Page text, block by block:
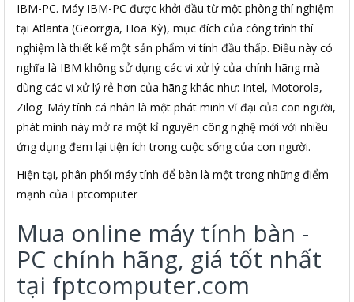
IBM-PC. Máy IBM-PC được khởi đầu từ một phòng thí nghiệm
tại Atlanta (Georrgia, Hoa Kỳ), mục đích của công trình thí
nghiệm là thiết kế một sản phẩm vi tính đầu thấp. Điều này có
nghĩa là IBM không sử dụng các vi xử lý của chính hãng mà
dùng các vi xử lý rẻ hơn của hãng khác như: Intel, Motorola,
Zilog. Máy tính cá nhân là một phát minh vĩ đại của con người,
phát mình này mở ra một kỉ nguyên công nghệ mới với nhiều
ứng dụng đem lại tiện ích trong cuộc sống của con người.
Hiện tại, phân phối máy tính để bàn là một trong những điểm
mạnh của Fptcomputer
Mua online máy tính bàn -
PC chính hãng, giá tốt nhất
tại fptcomputer.com